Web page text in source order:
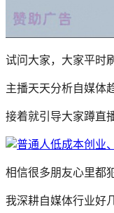
试问大家，大家平时
主播天天分析自媒体
接着就引导大家蹲直
相信很多朋友心里都
我深耕自媒体行业好